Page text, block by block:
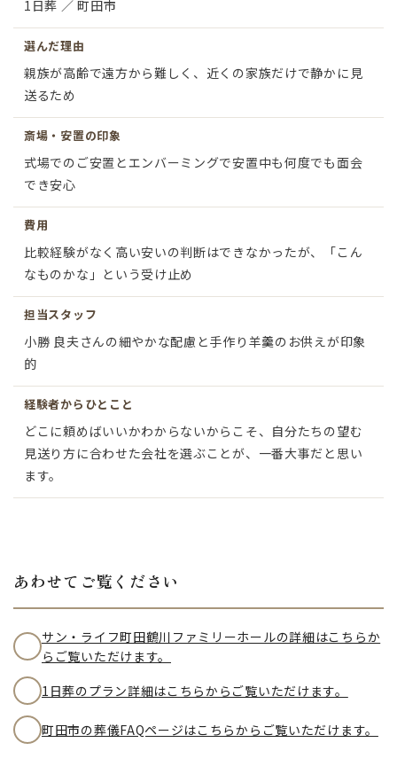
1日葬 ／ 町田市
選んだ理由
親族が高齢で遠方から難しく、近くの家族だけで静かに見
送るため
斎場・安置の印象
式場でのご安置とエンバーミングで安置中も何度でも面会
でき安心
費用
比較経験がなく高い安いの判断はできなかったが、「こん
なものかな」という受け止め
担当スタッフ
小勝 良夫さんの細やかな配慮と手作り羊羹のお供えが印象
的
経験者からひとこと
どこに頼めばいいかわからないからこそ、自分たちの望む
見送り方に合わせた会社を選ぶことが、一番大事だと思い
ます。
あわせてご覧ください
サン・ライフ町田鶴川ファミリーホールの詳細はこちらか
らご覧いただけます。
1日葬のプラン詳細はこちらからご覧いただけます。
町田市の葬儀FAQページはこちらからご覧いただけます。